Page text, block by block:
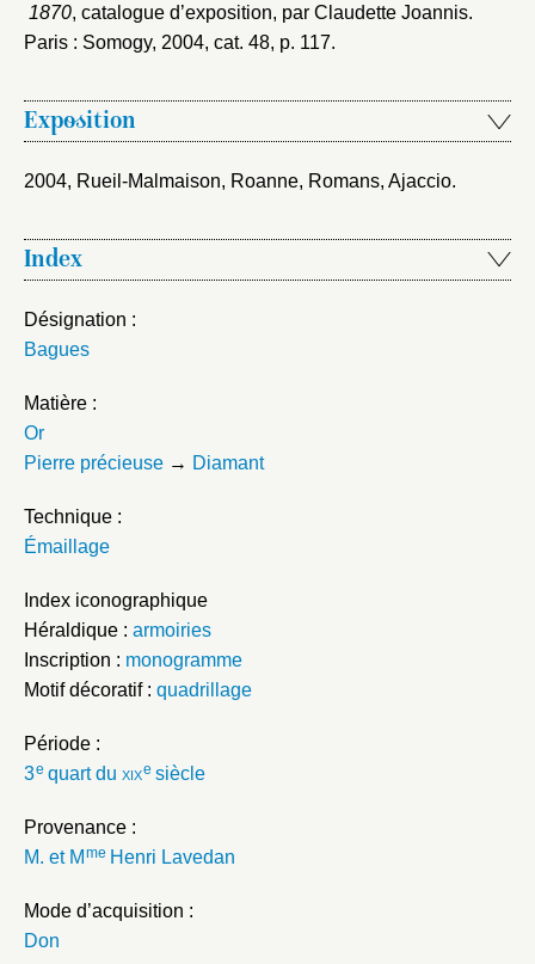
1870, catalogue d’exposition, par Claudette Joannis.
Paris : Somogy, 2004, cat. 48, p. 117.
Exposition
2004, Rueil-Malmaison, Roanne, Romans, Ajaccio.
Index
Désignation :
Bagues
Matière :
Or
Pierre précieuse → Diamant
Technique :
Émaillage
Index iconographique
Héraldique : armoiries
Inscription : monogramme
Motif décoratif : quadrillage
Période :
3e quart du xixe siècle
Provenance :
M. et M me Henri Lavedan
Mode d’acquisition :
Don